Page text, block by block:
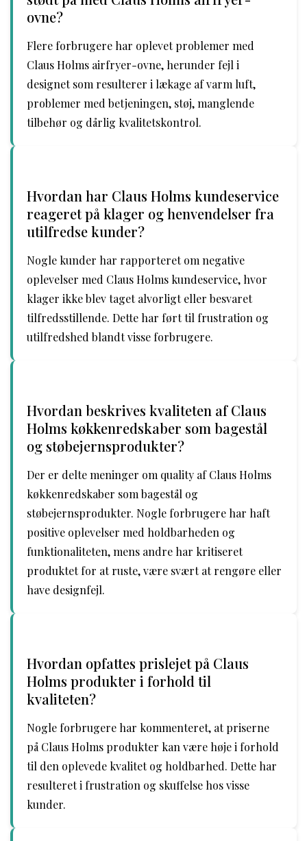
ovne?
Flere forbrugere har oplevet problemer med
Claus Holms airfryer-ovne, herunder fejl i
designet som resulterer i lækage af varm luft,
problemer med betjeningen, støj, manglende
tilbehør og dårlig kvalitetskontrol.
Hvordan har Claus Holms kundeservice
reageret på klager og henvendelser fra
utilfredse kunder?
Nogle kunder har rapporteret om negative
oplevelser med Claus Holms kundeservice, hvor
klager ikke blev taget alvorligt eller besvaret
tilfredsstillende. Dette har ført til frustration og
utilfredshed blandt visse forbrugere.
Hvordan beskrives kvaliteten af Claus
Holms køkkenredskaber som bagestål
og støbejernsprodukter?
Der er delte meninger om quality af Claus Holms
køkkenredskaber som bagestål og
støbejernsprodukter. Nogle forbrugere har haft
positive oplevelser med holdbarheden og
funktionaliteten, mens andre har kritiseret
produktet for at ruste, være svært at rengøre eller
have designfejl.
Hvordan opfattes prislejet på Claus
Holms produkter i forhold til
kvaliteten?
Nogle forbrugere har kommenteret, at priserne
på Claus Holms produkter kan være høje i forhold
til den oplevede kvalitet og holdbarhed. Dette har
resulteret i frustration og skuffelse hos visse
kunder.